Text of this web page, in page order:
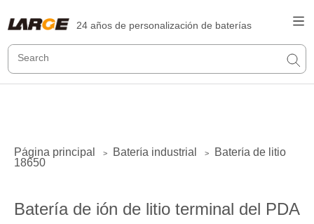
24 años de personalización de baterías
Página principal > Batería industrial >
Batería de litio
18650
Batería de ión de litio terminal del PDA